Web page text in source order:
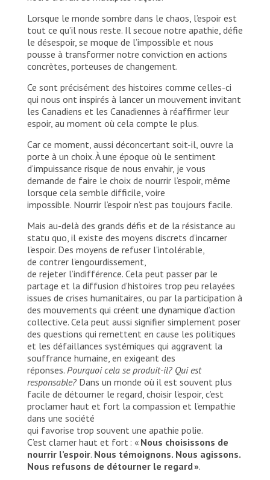
Lorsque le monde sombre dans le chaos, l’espoir est
tout ce qu’il nous reste. Il secoue notre apathie, défie
le désespoir, se moque de l’impossible et nous
pousse à transformer notre conviction en actions
concrètes, porteuses de changement.
Ce sont précisément des histoires comme celles-ci
qui nous ont inspirés à lancer un mouvement invitant
les Canadiens et les Canadiennes à réaffirmer leur
espoir, au moment où cela compte le plus.
Car ce moment, aussi déconcertant soit-il, ouvre la
porte à un choix. À une époque où le sentiment
d’impuissance risque de nous envahir, je vous
demande de faire le choix de nourrir l’espoir, même
lorsque cela semble difficile, voire
impossible. Nourrir l’espoir n’est pas toujours facile.
Mais au-delà des grands défis et de la résistance au
statu quo, il existe des moyens discrets d’incarner
l’espoir. Des moyens de refuser l’intolérable,
de contrer l’engourdissement,
de rejeter l’indifférence. Cela peut passer par le
partage et la diffusion d’histoires trop peu relayées
issues de crises humanitaires, ou par la participation à
des mouvements qui créent une dynamique d’action
collective. Cela peut aussi signifier simplement poser
des questions qui remettent en cause les politiques
et les défaillances systémiques qui aggravent la
souffrance humaine, en exigeant des
réponses. Pourquoi cela se produit-il? Qui est
responsable? Dans un monde où il est souvent plus
facile de détourner le regard, choisir l’espoir, c’est
proclamer haut et fort la compassion et l’empathie
dans une société
qui favorise trop souvent une apathie polie.
C’est clamer haut et fort : « Nous choisissons de
nourrir l’espoir. Nous témoignons. Nous agissons.
Nous refusons de détourner le regard ».